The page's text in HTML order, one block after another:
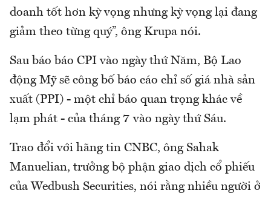
doanh tốt hơn kỳ vọng nhưng kỳ vọng lại đang
giảm theo từng quý”, ông Krupa nói.
Sau báo báo CPI vào ngày thứ Năm, Bộ Lao
động Mỹ sẽ công bố báo cáo chỉ số giá nhà sản
xuất (PPI) - một chỉ báo quan trọng khác về
lạm phát - của tháng 7 vào ngày thứ Sáu.
Trao đổi với hãng tin CNBC, ông Sahak
Manuelian, trưởng bộ phận giao dịch cổ phiếu
của Wedbush Securities, nói rằng nhiều người ở